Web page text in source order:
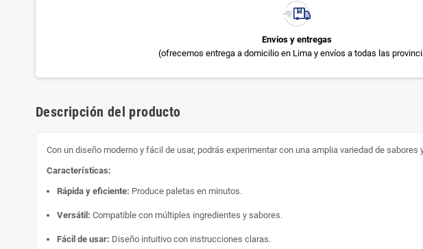
Envios y entregas
(ofrecemos entrega a domicilio en Lima y envíos a todas las
Descripción del producto
Con un diseño moderno y fácil de usar, podrás experimentar con una amplia variedad de
Características:
Rápida y eficiente: Produce paletas en minutos.
Versátil: Compatible con múltiples ingredientes y sabores.
Fácil de usar: Diseño intuitivo con instrucciones claras.